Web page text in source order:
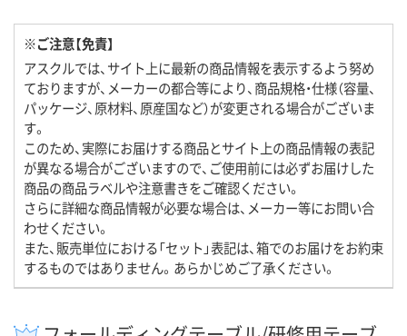
※ご注意【免責】
アスクルでは、サイト上に最新の商品情報を表示するよう努め
ておりますが、メーカーの都合等により、商品規格・仕様（容量、
パッケージ、原材料、原産国など）が変更される場合がございま
す。
このため、実際にお届けする商品とサイト上の商品情報の表記
が異なる場合がございますので、ご使用前には必ずお届けした
商品の商品ラベルや注意書きをご確認ください。
さらに詳細な商品情報が必要な場合は、メーカー等にお問い合
わせください。
また、販売単位における「セット」表記は、箱でのお届けをお約束
するものではありません。あらかじめご了承ください。